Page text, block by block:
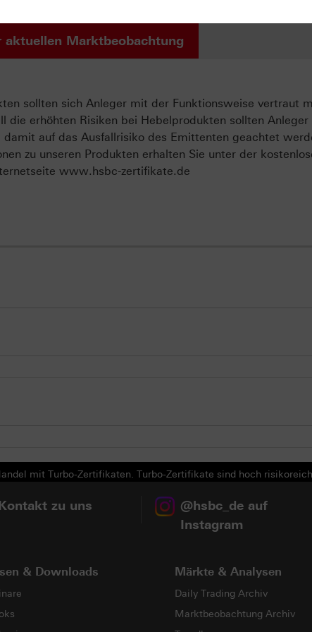
aktuellen Marktbeobachtung
sollten sich Anleger mit der Funktionsweise vertraut
die erhöhten Risiken bei Hebelprodukten sollten Anleger
auf das Ausfallrisiko des Emittenten geachtet
zu unseren Produkten erhalten Sie unter der
www.hsbc-zertifikate.de
mit Turbo-Zertifikaten. Turbo-Zertifikate sind hoch
zu uns
@hsbc_de auf
Instagram
& Downloads Märkte & Analysen
Daily Trading Archiv
Marktbeobachtung Archiv